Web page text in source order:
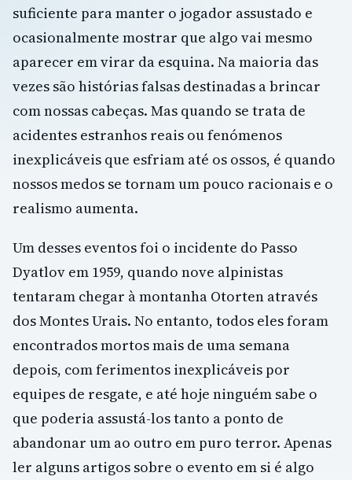
suficiente para manter o jogador assustado e
ocasionalmente mostrar que algo vai mesmo
aparecer em virar da esquina. Na maioria das
vezes são histórias falsas destinadas a brincar
com nossas cabeças. Mas quando se trata de
acidentes estranhos reais ou fenómenos
inexplicáveis que esfriam até os ossos, é quando
nossos medos se tornam um pouco racionais e o
realismo aumenta.
Um desses eventos foi o incidente do Passo
Dyatlov em 1959, quando nove alpinistas
tentaram chegar à montanha Otorten através
dos Montes Urais. No entanto, todos eles foram
encontrados mortos mais de uma semana
depois, com ferimentos inexplicáveis por
equipes de resgate, e até hoje ninguém sabe o
que poderia assustá-los tanto a ponto de
abandonar um ao outro em puro terror. Apenas
ler alguns artigos sobre o evento em si é algo